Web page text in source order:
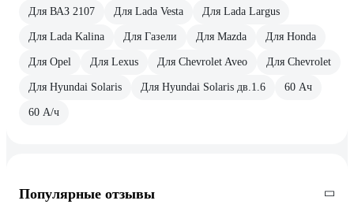
Для ВАЗ 2107 Для Lada Vesta Для Lada Largus
Для Lada Kalina Для Газели Для Mazda Для Honda
Для Opel Для Lexus Для Chevrolet Aveo Для Chevrolet
Для Hyundai Solaris Для Hyundai Solaris дв.1.6 60 Ач
60 А/ч
Популярные отзывы